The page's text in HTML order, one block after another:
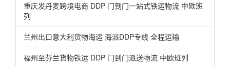
重庆发丹麦跨境电商 DDP 门到门一站式铁运物流 中欧班
列
兰州出口意大利货物海运 海派DDP专线 全程运输
福州至芬兰货物铁运 DDP 门到门派送物流 中欧班列